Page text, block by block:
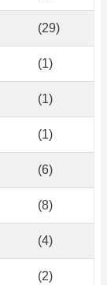
(29)
(1)
(1)
(1)
(6)
(8)
(4)
(2)